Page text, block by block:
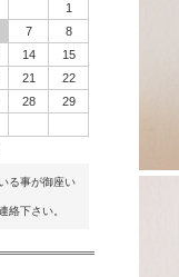
1
7
8
14
15
21
22
28
29
る事が御座い
絡下さい。